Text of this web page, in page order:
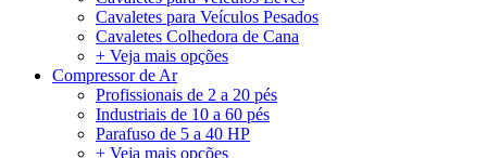
Cavaletes para Veículos Pesados
Cavaletes Colhedora de Cana
+ Veja mais opções
Compressor de Ar
Profissionais de 2 a 20 pés
Industriais de 10 a 60 pés
Parafuso de 5 a 40 HP
+ Veja mais opções